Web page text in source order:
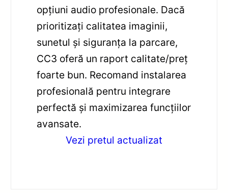
opțiuni audio profesionale. Dacă
prioritizați calitatea imaginii,
sunetul și siguranța la parcare,
CC3 oferă un raport calitate/preț
foarte bun. Recomand instalarea
profesională pentru integrare
perfectă și maximizarea funcțiilor
avansate.
Vezi pretul actualizat